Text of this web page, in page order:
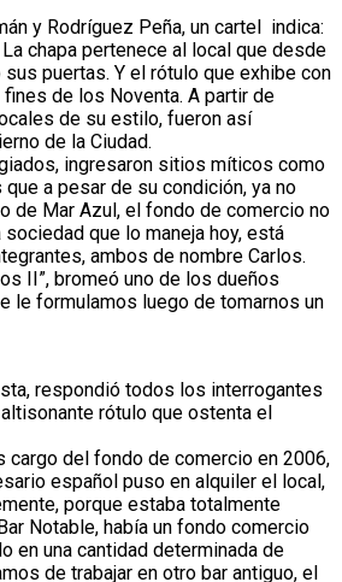
y Rodríguez Peña, un cartel indica:
chapa pertenece al local que desde
sus puertas. Y el rótulo que exhibe con
de los Noventa. A partir de
de su estilo, fueron así
de la Ciudad.
ingresaron sitios míticos como
a pesar de su condición, ya no
de Mar Azul, el fondo de comercio no
sociedad que lo maneja hoy, está
ambos de nombre Carlos.
II”, bromeó uno de los dueños
le formulamos luego de tomarnos un
respondió todos los interrogantes
rótulo que ostenta el
del fondo de comercio en 2006,
español puso en alquiler el local,
porque estaba totalmente
Notable, había un fondo comercio
en una cantidad determinada de
de trabajar en otro bar antiguo, el